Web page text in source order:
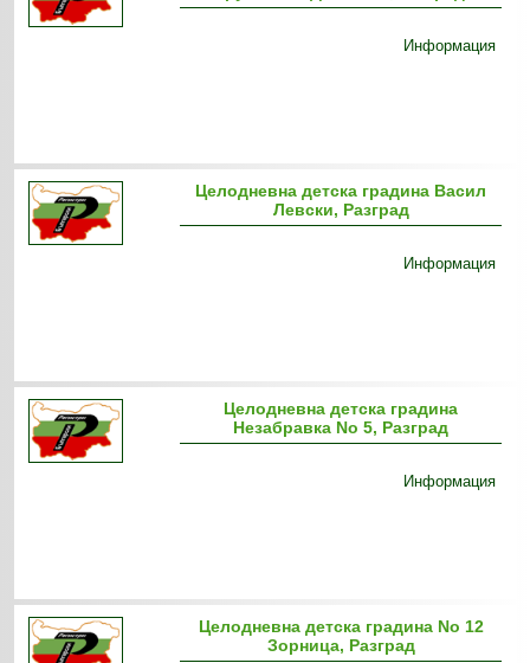
Информация
Целодневна детска градина Васил
Левски, Разград
Информация
Целодневна детска градина
Незабравка No 5, Разград
Информация
Целодневна детска градина No 12
Зорница, Разград